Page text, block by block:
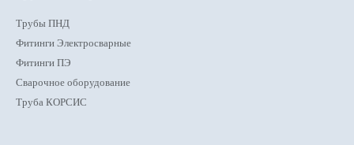
Трубы ПНД
Фитинги Электросварные
Фитинги ПЭ
Сварочное оборудование
Труба КОРСИС